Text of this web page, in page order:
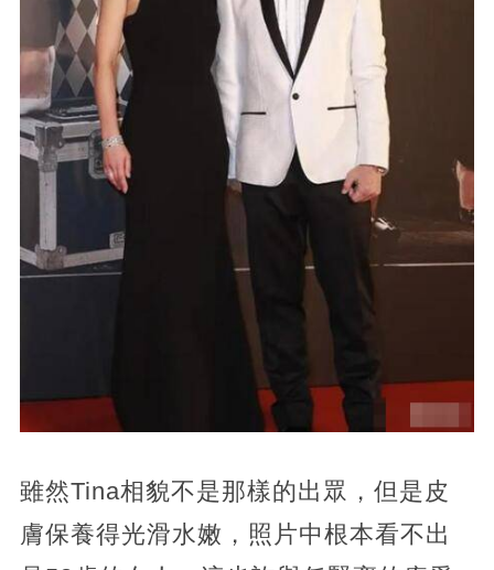
雖然Tina相貌不是那樣的出眾，但是皮
膚保養得光滑水嫩，照片中根本看不出